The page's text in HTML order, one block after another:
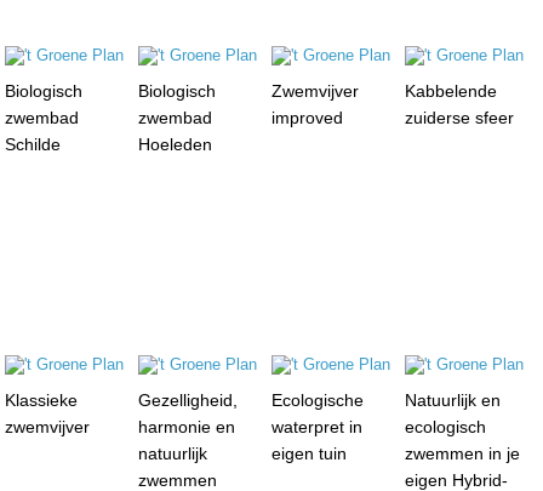
Biologisch
zwembad
Schilde
Biologisch
zwembad
Hoeleden
Zwemvijver
improved
Kabbelende
zuiderse sfeer
Klassieke
zwemvijver
Gezelligheid,
harmonie en
natuurlijk
zwemmen
Ecologische
waterpret in
eigen tuin
Natuurlijk en
ecologisch
zwemmen in je
eigen Hybrid-